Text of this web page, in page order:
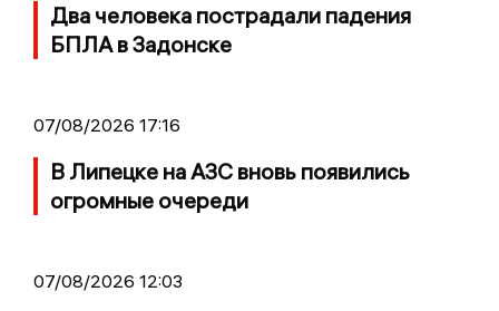
Два человека пострадали падения
БПЛА в Задонске
07/08/2026 17:16
В Липецке на АЗС вновь появились
огромные очереди
07/08/2026 12:03